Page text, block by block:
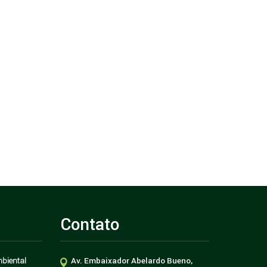
Como aplicar ações
Contato
Av. Embaixador Abelardo Bueno,